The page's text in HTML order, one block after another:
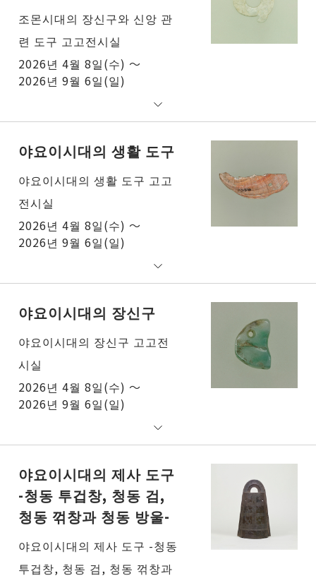
조몬시대의 장신구와 신앙 관
련 도구 고고전시실
2026년 4월 8일(수) ～
2026년 9월 6일(일)
야요이시대의 생활 도구
야요이시대의 생활 도구 고고
전시실
2026년 4월 8일(수) ～
2026년 9월 6일(일)
야요이시대의 장신구
야요이시대의 장신구 고고전
시실
2026년 4월 8일(수) ～
2026년 9월 6일(일)
야요이시대의 제사 도구
-청동 투겁창, 청동 검,
청동 꺾창과 청동 방울-
야요이시대의 제사 도구 -청동
투겁창, 청동 검, 청동 꺾창과